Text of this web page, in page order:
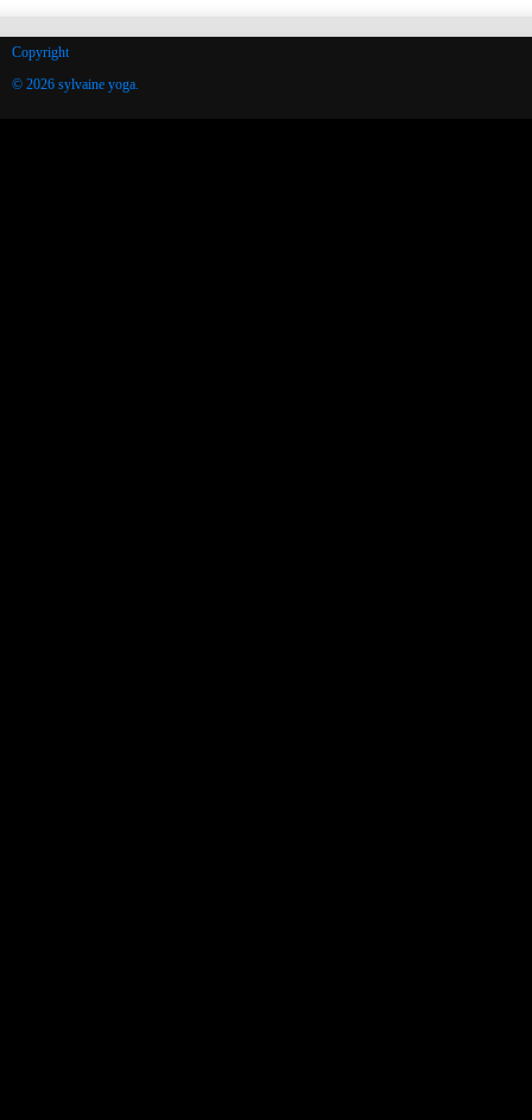
Copyright
© 2026 sylvaine yoga.